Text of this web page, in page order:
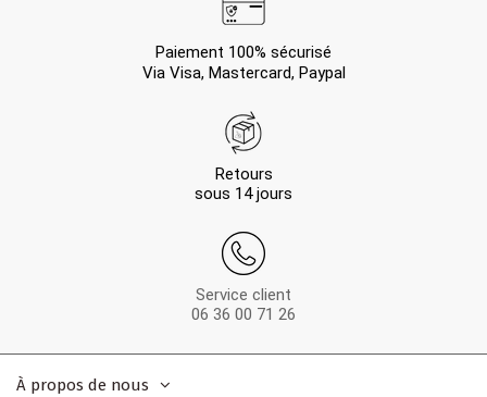
Paiement 100% sécurisé
Via Visa, Mastercard, Paypal
Retours
sous 14 jours
Service client
06 36 00 71 26
À propos de nous